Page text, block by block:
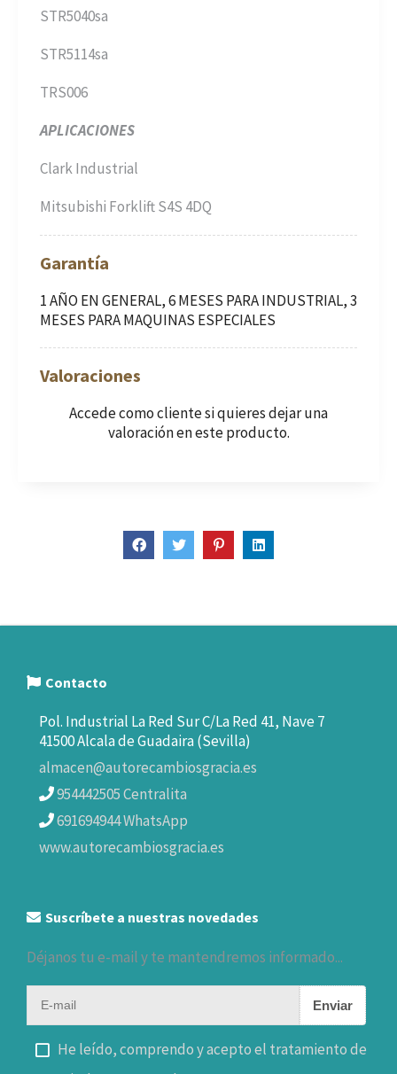
STR5040sa
STR5114sa
TRS006
APLICACIONES
Clark Industrial
Mitsubishi Forklift S4S 4DQ
Garantía
1 AÑO EN GENERAL, 6 MESES PARA INDUSTRIAL, 3
MESES PARA MAQUINAS ESPECIALES
Valoraciones
Accede como clientesi quieres dejar una
valoración en este producto.
Contacto
Pol. Industrial La Red Sur C/La Red 41, Nave 7
41500 Alcala de Guadaira (Sevilla)
almacen@autorecambiosgracia.es
954442505 Centralita
691694944 WhatsApp
www.autorecambiosgracia.es
Suscríbete a nuestras novedades
Déjanos tu e-mail y te mantendremos informado...
Enviar
He leído, comprendo y acepto el tratamiento de